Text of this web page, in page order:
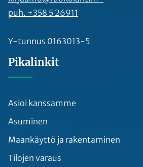
puh. +358 5 26911
Y-tunnus 0163013-5
Pikalinkit
Asioi kanssamme
Asuminen
Maankäyttö ja rakentaminen
Tilojen varaus